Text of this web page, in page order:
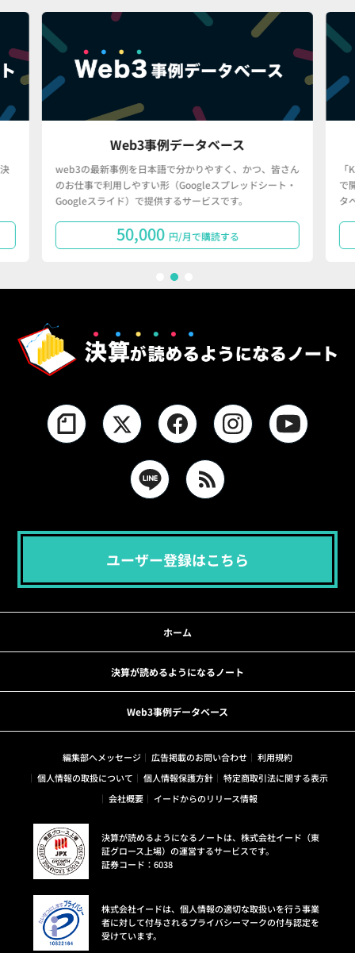
Web3事例データベース
web3の最新事例を日本語で分かりやすく、かつ、皆さん
のお仕事で利用しやすい形（Googleスプレッドシート・
Googleスライド）で提供するサービスです。
50,000 円/月で購読する
で
タ
ユーザー登録はこちら
ホーム
決算が読めるようになるノート
Web3事例データベース
編集部へメッセージ 広告掲載のお問い合わせ
利用規約
個人情報の取扱について
個人情報保護方針
特定商取引法に関する表示
会社概要
イードからのリリース情報
決算が読めるようになるノートは、株式会社イード（東
証グロース上場）の運営するサービスです。
証券コード：6038
株式会社イードは、個人情報の適切な取扱いを行う事業
者に対して付与されるプライバシーマークの付与認定を
受けています。